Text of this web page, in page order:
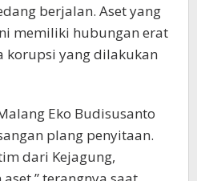
berjalan. Aset yang
memiliki hubungan erat
korupsi yang dilakukan
Eko Budisusanto
plang penyitaan.
dari Kejagung,